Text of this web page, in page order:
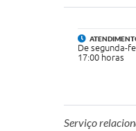
De segunda-
17:00 horas
Serviço